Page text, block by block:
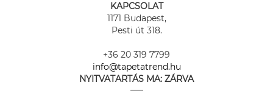
KAPCSOLAT
1171 Budapest,
Pesti út 318.
+36 20 319 7799
info@tapetatrend.hu
NYITVATARTÁS MA: ZÁRVA